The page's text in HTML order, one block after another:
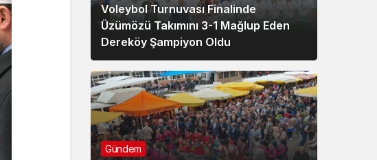
Voleybol Turnuvası Finalinde
Üzümözü Takımını 3-1 Mağlup Eden
Dereköy Şampiyon Oldu
Gündem